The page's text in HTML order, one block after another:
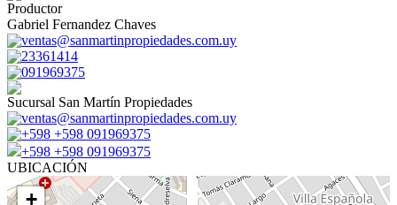
Productor
Gabriel Fernandez Chaves
ventas@sanmartinpropiedades.com.uy
23361414
091969375
Sucursal San Martín Propiedades
ventas@sanmartinpropiedades.com.uy
+598 +598 091969375
+598 +598 091969375
UBICACIÓN
+